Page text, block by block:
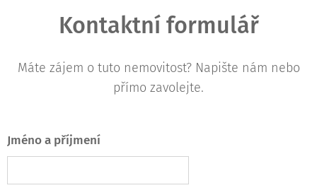
Kontaktní formulář
Máte zájem o tuto nemovitost? Napište nám nebo
přímo zavolejte.
Jméno a příjmení